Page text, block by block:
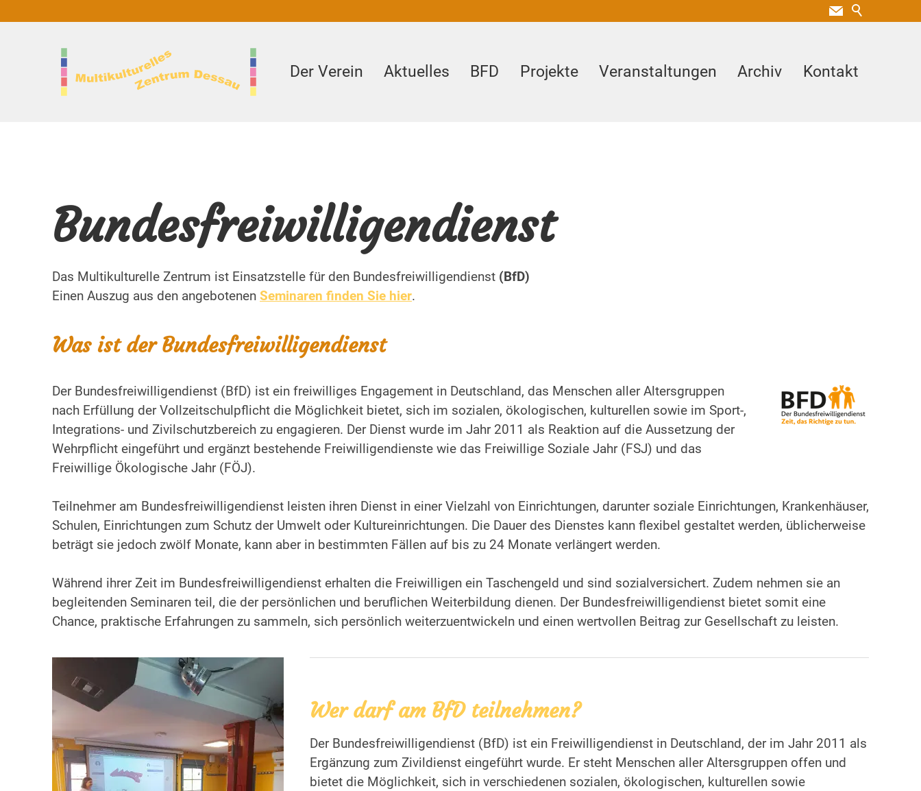
Der Verein Aktuelles BFD Projekte Veranstaltungen Archiv Kontakt
Bundesfreiwilligendienst
Das Multikulturelle Zentrum ist Einsatzstelle für den Bundesfreiwilligendienst (BfD)
Einen Auszug aus den angebotenen Seminaren finden Sie hier.
Was ist der Bundesfreiwilligendienst
Der Bundesfreiwilligendienst (BfD) ist ein freiwilliges Engagement in Deutschland, das Menschen aller Altersgruppen
nach Erfüllung der Vollzeitschulpflicht die Möglichkeit bietet, sich im sozialen, ökologischen, kulturellen sowie im Sport-,
Integrations- und Zivilschutzbereich zu engagieren. Der Dienst wurde im Jahr 2011 als Reaktion auf die Aussetzung der
Wehrpflicht eingeführt und ergänzt bestehende Freiwilligendienste wie das Freiwillige Soziale Jahr (FSJ) und das
Freiwillige Ökologische Jahr (FÖJ).
Teilnehmer am Bundesfreiwilligendienst leisten ihren Dienst in einer Vielzahl von Einrichtungen, darunter soziale Einrichtungen, Krankenhäuser,
Schulen, Einrichtungen zum Schutz der Umwelt oder Kultureinrichtungen. Die Dauer des Dienstes kann flexibel gestaltet werden, üblicherweise
beträgt sie jedoch zwölf Monate, kann aber in bestimmten Fällen auf bis zu 24 Monate verlängert werden.
Während ihrer Zeit im Bundesfreiwilligendienst erhalten die Freiwilligen ein Taschengeld und sind sozialversichert. Zudem nehmen sie an
begleitenden Seminaren teil, die der persönlichen und beruflichen Weiterbildung dienen. Der Bundesfreiwilligendienst bietet somit eine
Chance, praktische Erfahrungen zu sammeln, sich persönlich weiterzuentwickeln und einen wertvollen Beitrag zur Gesellschaft zu leisten.
Wer darf am BfD teilnehmen?
Der Bundesfreiwilligendienst (BfD) ist ein Freiwilligendienst in Deutschland, der im Jahr 2011 als
Ergänzung zum Zivildienst eingeführt wurde. Er steht Menschen aller Altersgruppen offen und
bietet die Möglichkeit, sich in verschiedenen sozialen, ökologischen, kulturellen sowie